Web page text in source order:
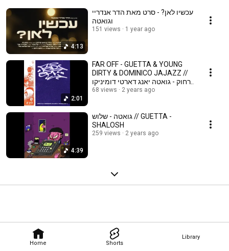
Home Shorts
Library
4:13
עכשיו לאן? - סרט מאת הדר אנדריי
וגואטה
151 views 1 year ago
2:01
FAR OFF - GUETTA & YOUNG
DIRTY & DOMINICO JAJAZZ //
רחוק - גואטה יאנג דארטי דומיניקו
ג׳ג׳אזז
68 views 2 years ago
4:39
גואטה - שלוש // GUETTA -
SHALOSH
259 views 2 years ago